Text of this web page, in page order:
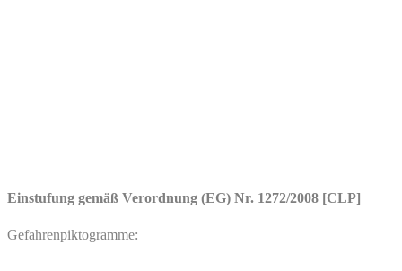
Einstufung gemäß Verordnung (EG) Nr. 1272/2008 [CLP]
Gefahrenpiktogramme: